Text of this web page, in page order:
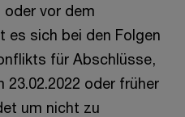
oder vor dem
es sich bei den Folgen
für Abschlüsse,
oder früher
um nicht zu